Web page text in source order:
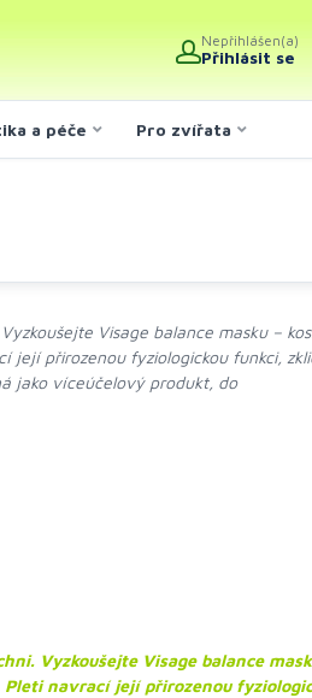
Nepřihlášen(a)
Přihlásit se
a péče Pro zvířata
Visage balance masku –
její přirozenou fyziologickou funkci,
jako víceúčelový produkt, do
Vyzkoušejte Visage balance
navrací její přirozenou